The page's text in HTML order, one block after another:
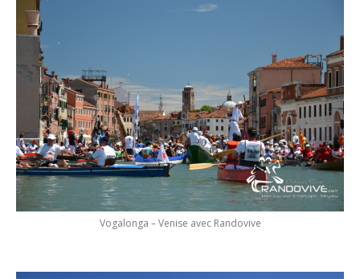
Vogalonga – Venise avec Randovive